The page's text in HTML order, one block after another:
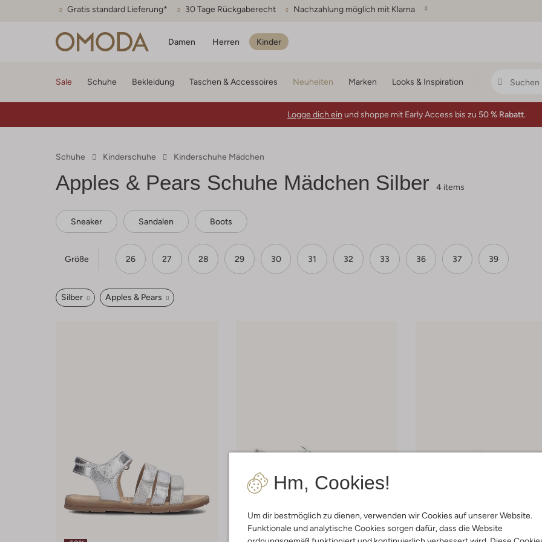
Gratis standard Lieferung* 30 Tage Rückgaberecht Nachzahlung möglich mit Klarna
Damen Herren Kinder
Hm, Cookies!
Um dir bestmöglich zu dienen, verwenden wir Cookies auf unserer Website.
Funktionale und analytische Cookies sorgen dafür, dass die Website
Sale Schuhe Bekleidung Taschen & Accessoires Neuheiten Marken Looks & Inspiration
Logge dich ein und shoppe mit Early Access bis zu 50 % Rabatt.
Schuhe Kinderschuhe Kinderschuhe Mädchen
Apples & Pears Schuhe Mädchen Silber 4 items
Sneaker Sandalen Boots
Größe 26 27 28 29 30 31 32 33 36 37 39
Silber Apples & Pears